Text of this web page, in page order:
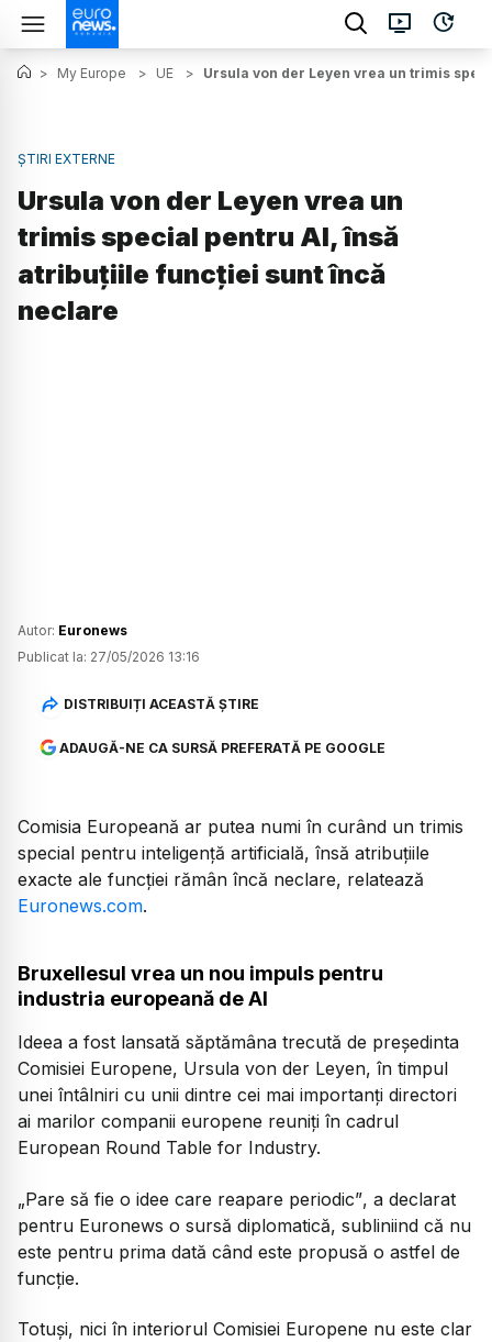
> My Europe > UE > Ursula von der Leyen vrea un trimis
ȘTIRI EXTERNE
Ursula von der Leyen vrea un
trimis special pentru AI, însă
atribuțiile funcției sunt încă
neclare
Autor: Euronews
Publicat la: 27/05/2026 13:16
DISTRIBUIȚI ACEASTĂ ȘTIRE
ADAUGĂ-NE CA SURSĂ PREFERATĂ PE GOOGLE
Comisia Europeană ar putea numi în curând un trimis
special pentru inteligență artificială, însă atribuțiile
exacte ale funcției rămân încă neclare, relatează
Euronews.com.
Bruxellesul vrea un nou impuls pentru
industria europeană de AI
Ideea a fost lansată săptămâna trecută de președinta
Comisiei Europene, Ursula von der Leyen, în timpul
unei întâlniri cu unii dintre cei mai importanți directori
ai marilor companii europene reuniți în cadrul
European Round Table for Industry.
„Pare să fie o idee care reapare periodic”, a declarat
pentru Euronews o sursă diplomatică, subliniind că nu
este pentru prima dată când este propusă o astfel de
funcție.
Totuși, nici în interiorul Comisiei Europene nu este clar